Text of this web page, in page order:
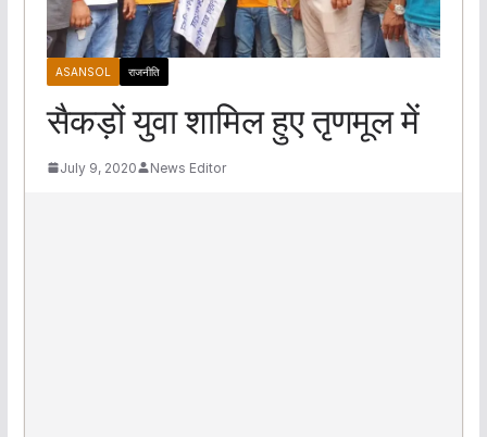
ASANSOL राजनीति
सैकड़ों युवा शामिल हुए तृणमूल में
July 9, 2020 News Editor